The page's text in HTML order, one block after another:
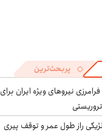
پربحث‌ترین
نیروهای ویژه ایران برای
بلژیکی راز طول عمر و توقف پیری